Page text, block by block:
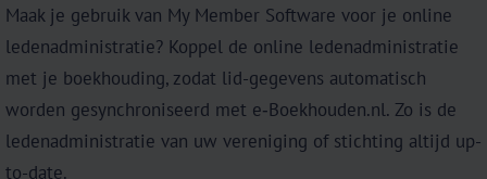
Maak je gebruik van My Member Software voor je online
ledenadministratie? Koppel de online ledenadministratie
met je boekhouding, zodat lid-gegevens automatisch
worden gesynchroniseerd met e‑Boekhouden.nl. Zo is de
ledenadministratie van uw vereniging of stichting altijd up-
to-date.